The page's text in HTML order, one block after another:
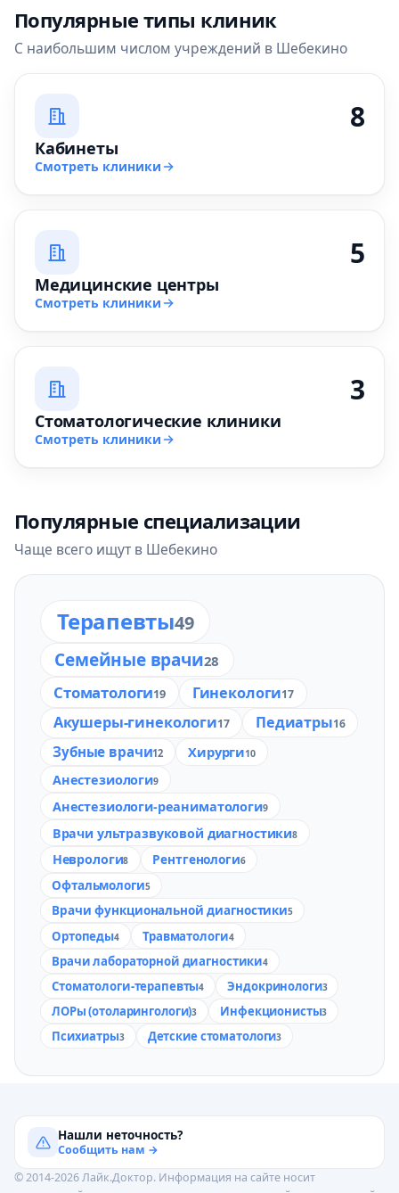
Популярные типы клиник
С наибольшим числом учреждений в Шебекино
8
Кабинеты
Смотреть клиники
5
Медицинские центры
Смотреть клиники
3
Стоматологические клиники
Смотреть клиники
Популярные специализации
Чаще всего ищут в Шебекино
Терапевты49
Семейные врачи28
Стоматологи19 Гинекологи17
Акушеры-гинекологи17 Педиатры16
Зубные врачи12 Хирурги10
Анестезиологи9
Анестезиологи-реаниматологи9
Врачи ультразвуковой диагностики8
Неврологи8 Рентгенологи6
Офтальмологи5
Врачи функциональной диагностики5
Ортопеды4 Травматологи4
Врачи лабораторной диагностики4
Стоматологи-терапевты4 Эндокринологи3
ЛОРы (отоларингологи)3 Инфекционисты3
Психиатры3 Детские стоматологи3
Нашли неточность?
Сообщить нам →
© 2014-2026 Лайк.Доктор. Информация на сайте носит